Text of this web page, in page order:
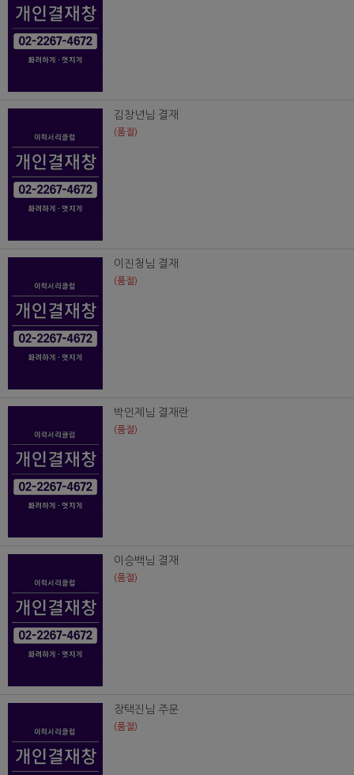
김창년님 결재
(품절)
이진청님 결재
(품절)
박인제님 결재란
(품절)
이승백님 결재
(품절)
장택진님 주문
(품절)